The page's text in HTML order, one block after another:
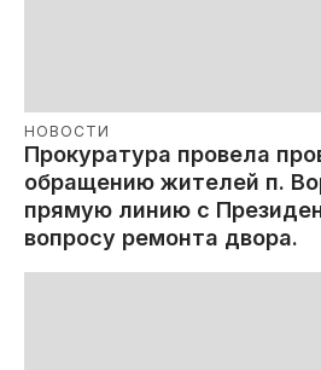
НОВОСТИ
Прокуратура провела
обращению жителей п.
прямую линию с
вопросу ремонта двора.